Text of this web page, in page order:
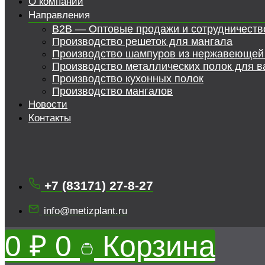
Направления
B2B — Оптовые продажи и
Производство решеток для мангала
Производство шампуров из нержавеющей
Производство металлических полок для
Производство кухонных полок
Производство мангалов
Новости
Контакты
+7 (83171) 27-8-27
info@metizplant.ru
0 ₽ 0 Корзина